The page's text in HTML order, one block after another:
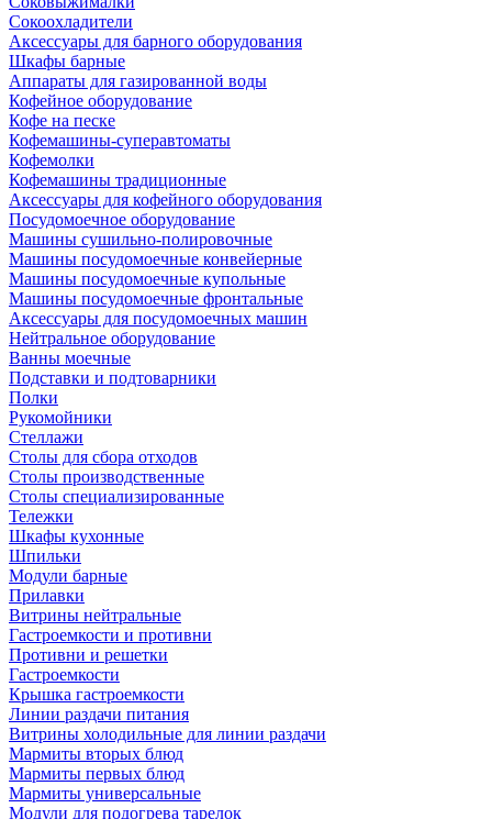
Сокоохладители
Аксессуары для барного оборудования
Шкафы барные
Аппараты для газированной воды
Кофейное оборудование
Кофе на песке
Кофемашины-суперавтоматы
Кофемолки
Кофемашины традиционные
Аксессуары для кофейного оборудования
Посудомоечное оборудование
Машины сушильно-полировочные
Машины посудомоечные конвейерные
Машины посудомоечные купольные
Машины посудомоечные фронтальные
Аксессуары для посудомоечных машин
Нейтральное оборудование
Ванны моечные
Подставки и подтоварники
Полки
Рукомойники
Стеллажи
Столы для сбора отходов
Столы производственные
Столы специализированные
Тележки
Шкафы кухонные
Шпильки
Модули барные
Прилавки
Витрины нейтральные
Гастроемкости и противни
Противни и решетки
Гастроемкости
Крышка гастроемкости
Линии раздачи питания
Витрины холодильные для линии раздачи
Мармиты вторых блюд
Мармиты первых блюд
Мармиты универсальные
Модули для подогрева тарелок